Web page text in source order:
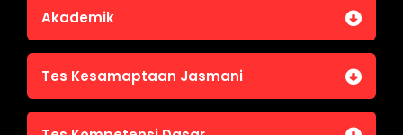
Akademik
Bahasa Indonesia
IPA
Tes Kesamaptaan Jasmani
Jasmani A (Lari 12 menit)